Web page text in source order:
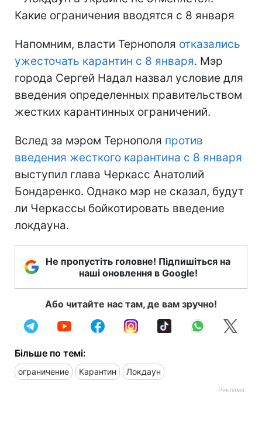
Напомним, власти Тернополя отказались
ужесточать карантин с 8 января. Мэр
города Сергей Надал назвал условие для
введения определенных правительством
жестких карантинных ограничений.
Вслед за мэром Тернополя против
введения жесткого карантина с 8 января
выступил глава Черкасс Анатолий
Бондаренко. Однако мэр не сказал, будут
ли Черкассы бойкотировать введение
локдауна.
Не пропустіть головне! Підпишіться на
наші оновлення в Google!
Або читайте нас там, де вам зручно!
Більше по темі:
ограничение Карантин Локдаун